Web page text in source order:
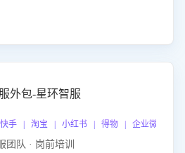
外包-星环智服
手 | 淘宝 | 小红书 | 得物 | 企业微信
队 · 岗前培训